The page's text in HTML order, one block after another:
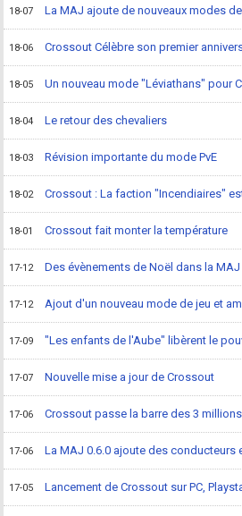
18-07 La MAJ ajoute de nouveaux modes de
18-06 Crossout Célèbre son premier
18-05 Un nouveau mode "Léviathans" pour
18-04 Le retour des chevaliers
18-03 Révision importante du mode PvE
18-02 Crossout : La faction "Incendiaires"
18-01 Crossout fait monter la température
17-12 Des évènements de Noël dans la
17-12 Ajout d'un nouveau mode de jeu et
17-09 "Les enfants de l'Aube" libèrent le
17-07 Nouvelle mise a jour de Crossout
17-06 Crossout passe la barre des 3
17-06 La MAJ 0.6.0 ajoute des conducteurs
17-05 Lancement de Crossout sur PC,